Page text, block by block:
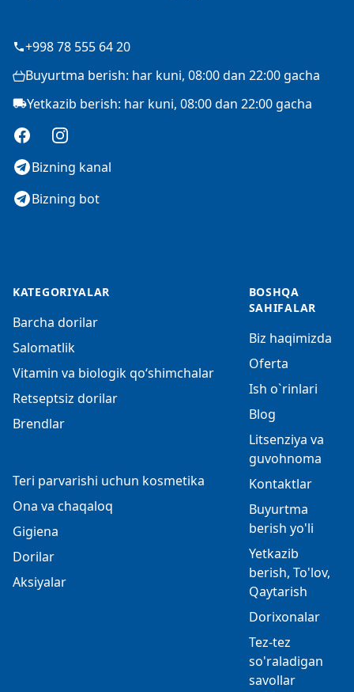
+998 78 555 64 20
Buyurtma berish: har kuni, 08:00 dan 22:00 gacha
Yetkazib berish: har kuni, 08:00 dan 22:00 gacha
FacebookInstagram
Bizning kanal
Bizning bot
KATEGORIYALAR
Barcha dorilar
Salomatlik
Vitamin va biologik qo‘shimchalar
Retseptsiz dorilar
Brendlar
Teri parvarishi uchun kosmetika
Ona va chaqaloq
Gigiena
Dorilar
Aksiyalar
BOSHQA
SAHIFALAR
Biz haqimizda
Oferta
Ish o`rinlari
Blog
Litsenziya va
guvohnoma
Kontaktlar
Buyurtma
berish yo'li
Yetkazib
berish, To'lov,
Qaytarish
Dorixonalar
Tez-tez
so'raladigan
savollar